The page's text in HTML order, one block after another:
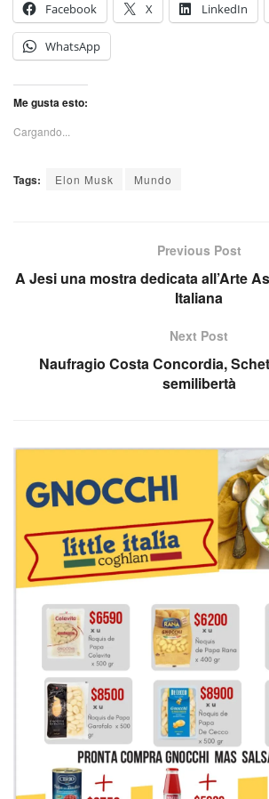
Facebook
X LinkedIn
WhatsApp
Me gusta esto:
Cargando...
Tags: Elon Musk Mundo
Previous Post
A Jesi una mostra dedicata all’Arte
Italiana
Next Post
Naufragio Costa Concordia,
semilibertà